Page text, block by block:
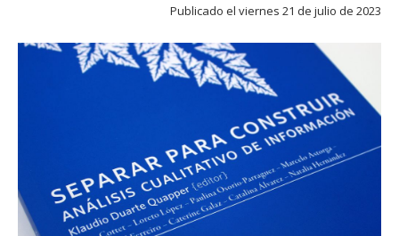
Publicado el viernes 21 de julio de 2023